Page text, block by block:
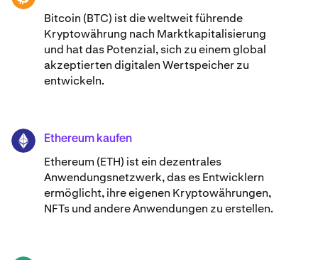
Bitcoin (BTC) ist die weltweit führende
Kryptowährung nach Marktkapitalisierung
und hat das Potenzial, sich zu einem global
akzeptierten digitalen Wertspeicher zu
entwickeln.
ETH Ethereum kaufen
Ethereum (ETH) ist ein dezentrales
Anwendungsnetzwerk, das es Entwicklern
ermöglicht, ihre eigenen Kryptowährungen,
NFTs und andere Anwendungen zu erstellen.